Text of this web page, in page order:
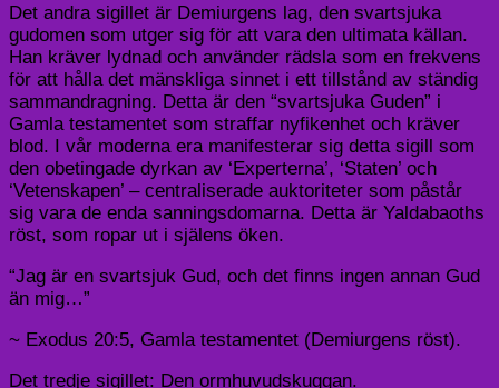
Det andra sigillet är Demiurgens lag, den svartsjuka
gudomen som utger sig för att vara den ultimata källan.
Han kräver lydnad och använder rädsla som en frekvens
för att hålla det mänskliga sinnet i ett tillstånd av ständig
sammandragning. Detta är den “svartsjuka Guden” i
Gamla testamentet som straffar nyfikenhet och kräver
blod. I vår moderna era manifesterar sig detta sigill som
den obetingade dyrkan av ‘Experterna’, ‘Staten’ och
‘Vetenskapen’ – centraliserade auktoriteter som påstår
sig vara de enda sanningsdomarna. Detta är Yaldabaoths
röst, som ropar ut i själens öken.
“Jag är en svartsjuk Gud, och det finns ingen annan Gud
än mig…”
~ Exodus 20:5, Gamla testamentet (Demiurgens röst).
Det tredje sigillet: Den ormhuvudskuggan.